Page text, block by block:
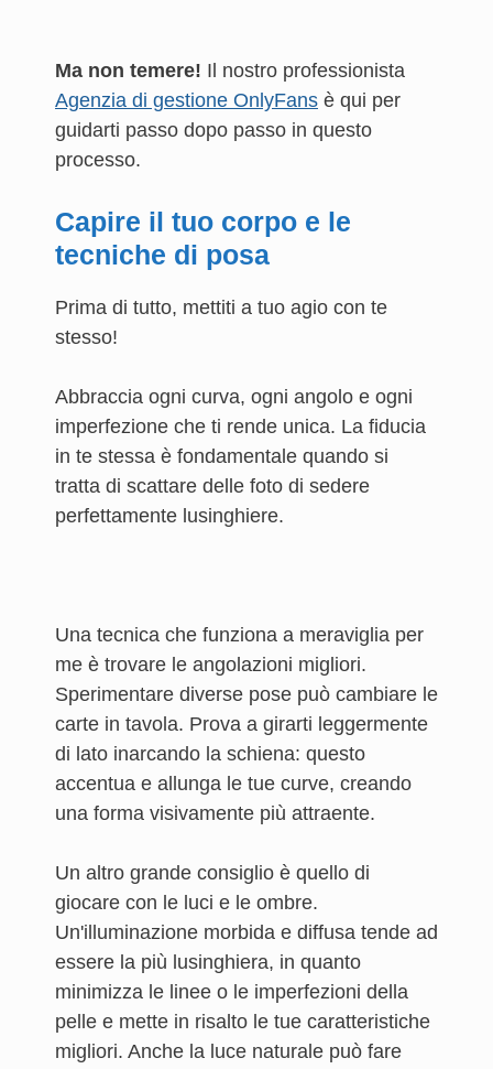
Ma non temere! Il nostro professionista
Agenzia di gestione OnlyFans è qui per
guidarti passo dopo passo in questo
processo.
Capire il tuo corpo e le
tecniche di posa
Prima di tutto, mettiti a tuo agio con te
stesso!
Abbraccia ogni curva, ogni angolo e ogni
imperfezione che ti rende unica. La fiducia
in te stessa è fondamentale quando si
tratta di scattare delle foto di sedere
perfettamente lusinghiere.
Una tecnica che funziona a meraviglia per
me è trovare le angolazioni migliori.
Sperimentare diverse pose può cambiare le
carte in tavola. Prova a girarti leggermente
di lato inarcando la schiena: questo
accentua e allunga le tue curve, creando
una forma visivamente più attraente.
Un altro grande consiglio è quello di
giocare con le luci e le ombre.
Un'illuminazione morbida e diffusa tende ad
essere la più lusinghiera, in quanto
minimizza le linee o le imperfezioni della
pelle e mette in risalto le tue caratteristiche
migliori. Anche la luce naturale può fare